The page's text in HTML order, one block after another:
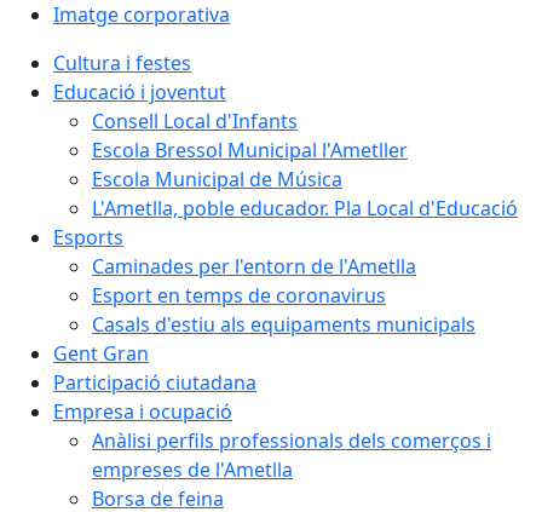
Imatge corporativa
Cultura i festes
Educació i joventut
Consell Local d'Infants
Escola Bressol Municipal l'Ametller
Escola Municipal de Música
L'Ametlla, poble educador. Pla Local d'Educació
Esports
Caminades per l'entorn de l'Ametlla
Esport en temps de coronavirus
Casals d'estiu als equipaments municipals
Gent Gran
Participació ciutadana
Empresa i ocupació
Anàlisi perfils professionals dels comerços i
empreses de l'Ametlla
Borsa de feina